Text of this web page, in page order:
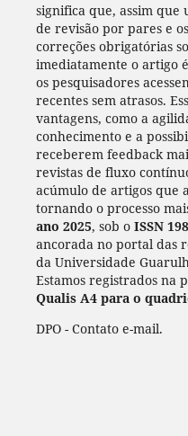
significa que, assim que
de revisão por pares e
correções obrigatórias
imediatamente o artigo
os pesquisadores
recentes sem atrasos.
vantagens, como a
conhecimento e a
receberem feedback
revistas de fluxo
acúmulo de artigos que
tornando o processo
ano 2025, sob o ISSN
ancorada no portal das
da Universidade
Estamos registrados na
Qualis A4 para o
DPO - Contato e-mail.